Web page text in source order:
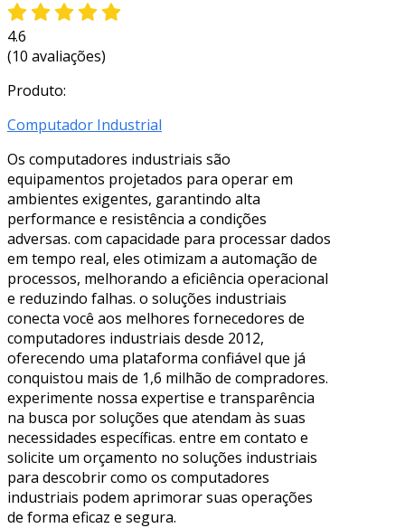
4.6
(10 avaliações)
Produto:
Computador Industrial
Os computadores industriais são
equipamentos projetados para operar em
ambientes exigentes, garantindo alta
performance e resistência a condições
adversas. com capacidade para processar dados
em tempo real, eles otimizam a automação de
processos, melhorando a eficiência operacional
e reduzindo falhas. o soluções industriais
conecta você aos melhores fornecedores de
computadores industriais desde 2012,
oferecendo uma plataforma confiável que já
conquistou mais de 1,6 milhão de compradores.
experimente nossa expertise e transparência
na busca por soluções que atendam às suas
necessidades específicas. entre em contato e
solicite um orçamento no soluções industriais
para descobrir como os computadores
industriais podem aprimorar suas operações
de forma eficaz e segura.